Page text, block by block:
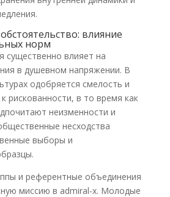
влияние
норм
существенно влияет на
в душевном напряжении. В
одобряется смелость и
рискованности, в то время как
неизменности и
несходства
выборы и
и референтные объединения
миссию в admiral-x. Молодые